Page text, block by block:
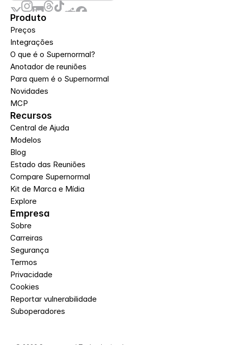
Produto
Preços
Integrações
O que é o Supernormal?
Anotador de reuniões
Para quem é o Supernormal
Novidades
MCP
Recursos
Central de Ajuda
Modelos
Blog
Estado das Reuniões
Compare Supernormal
Kit de Marca e Mídia
Explore
Empresa
Sobre
Carreiras
Segurança
Termos
Privacidade
Cookies
Reportar vulnerabilidade
Suboperadores